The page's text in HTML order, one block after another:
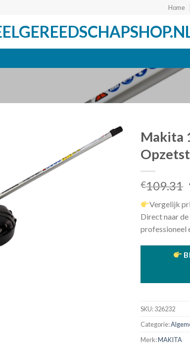
Home
Makita
€109.31
Vergelijk
Direct naar
professioneel
SKU:326232
Categorie:
Merk:MAKITA